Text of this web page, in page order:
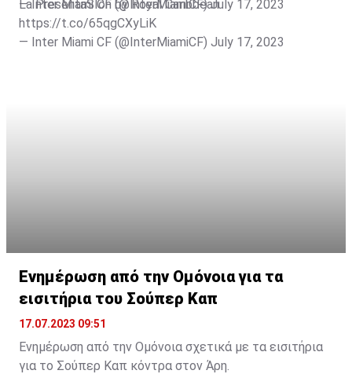
— Inter Miami CF (@InterMiamiCF)July 17, 2023
La PresentaSÍon by Royal Caribbean
https://t.co/65qgCXyLiK
— Inter Miami CF (@InterMiamiCF) July 17, 2023
Ενημέρωση από την Ομόνοια για τα
εισιτήρια του Σούπερ Καπ
17.07.2023 09:51
Ενημέρωση από την Ομόνοια σχετικά με τα εισιτήρια
για το Σούπερ Καπ κόντρα στον Άρη.